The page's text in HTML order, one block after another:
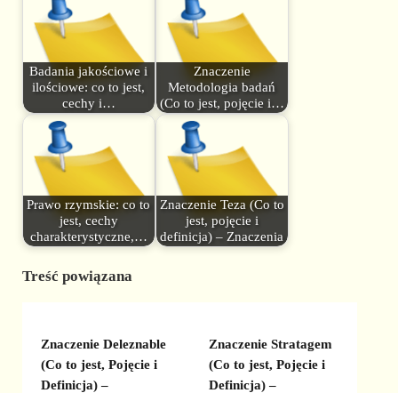
Badania jakościowe i
ilościowe: co to jest,
cechy i…
Znaczenie
Metodologia badań
(Co to jest, pojęcie i…
Prawo rzymskie: co to
jest, cechy
charakterystyczne,…
Znaczenie Teza (Co to
jest, pojęcie i
definicja) – Znaczenia
Treść powiązana
Znaczenie Deleznable
(Co to jest, Pojęcie i
Definicja) –
Znaczenie Stratagem
(Co to jest, Pojęcie i
Definicja) –